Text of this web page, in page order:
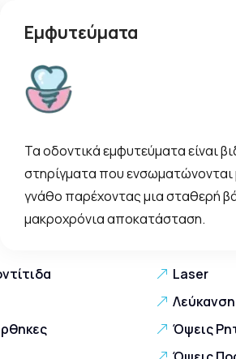
Εμφυτεύματα
Τα οδοντικά εμφυτεύματα είναι
στηρίγματα που ενσωματώνονται
γνάθο παρέχοντας μια σταθερή
μακροχρόνια αποκατάσταση.
Laser
Όψεις